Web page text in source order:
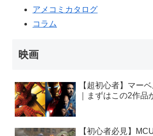
アメコミカタログ
コラム
映画
【超初心者】マー
｜まずはこの2作品
【初心者必見】